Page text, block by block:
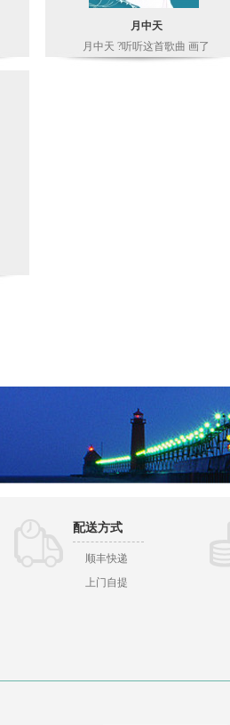
月中天
月中天 ?听听这首歌曲 画了
配送方式
顺丰快递
上门自提